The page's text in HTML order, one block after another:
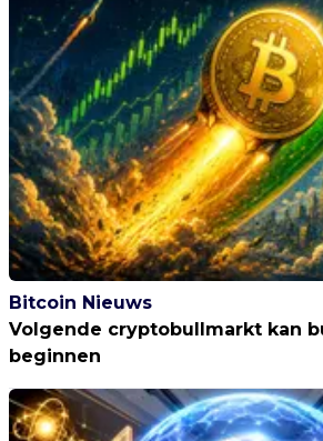
Bitcoin Nieuws
Volgende cryptobullmarkt kan
beginnen